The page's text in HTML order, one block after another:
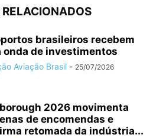
brasileiros recebem
onda de investimentos
Aviação Brasil - 25/07/2026
2026 movimenta
de encomendas e
retomada da indústria...